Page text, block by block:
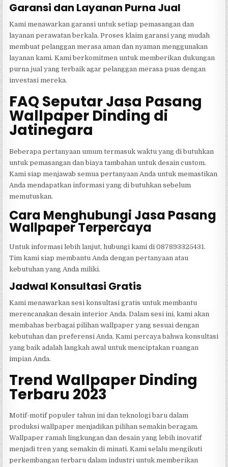
Garansi dan Layanan Purna Jual
Kami menawarkan garansi untuk setiap pemasangan dan
layanan perawatan berkala. Proses klaim garansi yang mudah
membuat pelanggan merasa aman dan nyaman menggunakan
layanan kami. Kami berkomitmen untuk memberikan dukungan
purna jual yang terbaik agar pelanggan merasa puas dengan
investasi mereka.
FAQ Seputar Jasa Pasang
Wallpaper Dinding di
Jatinegara
Beberapa pertanyaan umum termasuk waktu yang di butuhkan
untuk pemasangan dan biaya tambahan untuk desain custom.
Kami siap menjawab semua pertanyaan Anda untuk memastikan
Anda mendapatkan informasi yang di butuhkan sebelum
memutuskan.
Cara Menghubungi Jasa Pasang
Wallpaper Terpercaya
Untuk informasi lebih lanjut, hubungi kami di 087893325431.
Tim kami siap membantu Anda dengan pertanyaan atau
kebutuhan yang Anda miliki.
Jadwal Konsultasi Gratis
Kami menawarkan sesi konsultasi gratis untuk membantu
merencanakan desain interior Anda. Dalam sesi ini, kami akan
membahas berbagai pilihan wallpaper yang sesuai dengan
kebutuhan dan preferensi Anda. Kami percaya bahwa konsultasi
yang baik adalah langkah awal untuk menciptakan ruangan
impian Anda.
Trend Wallpaper Dinding
Terbaru 2023
Motif-motif populer tahun ini dan teknologi baru dalam
produksi wallpaper menjadikan pilihan semakin beragam.
Wallpaper ramah lingkungan dan desain yang lebih inovatif
menjadi tren yang semakin di minati. Kami selalu mengikuti
perkembangan terbaru dalam industri untuk memberikan